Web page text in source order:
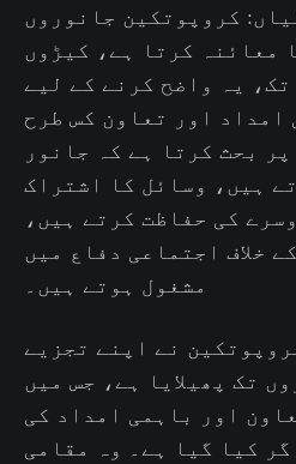
کروپوتکین جانوروں
معائنہ کرتا ہے، کیڑوں
یہ واضح کرنے کے لیے
امداد اور تعاون کس طرح
بحث کرتا ہے کہ جانور
ہیں، وسائل کا اشتراک
کی حفاظت کرتے ہیں،
خلاف اجتماعی دفاع میں
مشغول ہوتے ہیں۔
نے اپنے تجزیے
تک پھیلایا ہے، جس میں
اور باہمی امداد کی
کیا گیا ہے۔ وہ مقامی